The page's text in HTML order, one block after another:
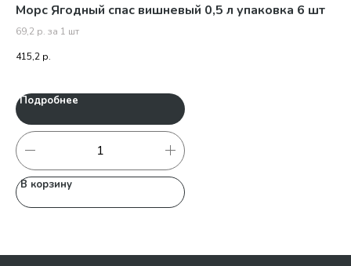
Морс Ягодный спас вишневый 0,5 л упаковка 6 шт
69,2 р. за 1 шт
415,2 р.
Подробнее
В корзину